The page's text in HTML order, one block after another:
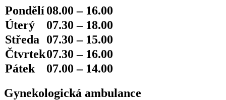
Pondělí08.00 – 16.00
Úterý
07.30 – 18.00
Středa
07.30 – 15.00
Čtvrtek07.30 – 16.00
Pátek
07.00 – 14.00
Gynekologická ambulance